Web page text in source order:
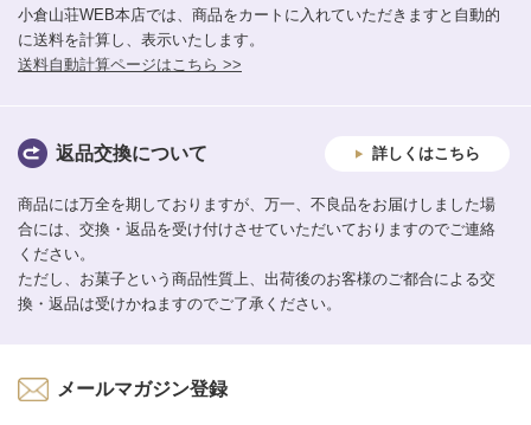
小倉山荘WEB本店では、商品をカートに入れていただきますと自動的
に送料を計算し、表示いたします。
送料自動計算ページはこちら >>
返品交換について 詳しくはこちら
商品には万全を期しておりますが、万一、不良品をお届けしました場
合には、交換・返品を受け付けさせていただいておりますのでご連絡
ください。
ただし、お菓子という商品性質上、出荷後のお客様のご都合による交
換・返品は受けかねますのでご了承ください。
メールマガジン登録